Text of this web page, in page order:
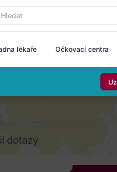
lékaře Očkovací centra
dotazy